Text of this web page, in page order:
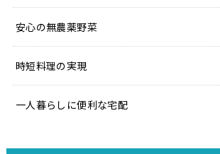
安心の無農薬野菜
時短料理の実現
一人暮らしに便利な宅配